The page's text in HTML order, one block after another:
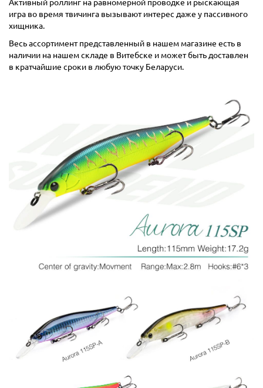
Активный роллинг на равномерной проводке и рыскающая
игра во время твичинга вызывают интерес даже у пассивного
хищника.
Весь ассортимент представленный в нашем магазине есть в
наличии на нашем складе в Витебске и может быть доставлен
в кратчайшие сроки в любую точку Беларуси.